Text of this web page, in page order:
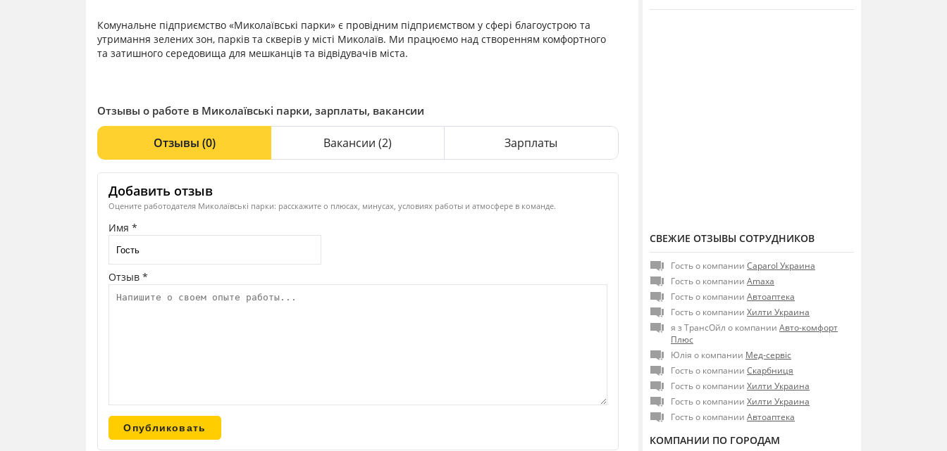
Комунальне підприємство «Миколаївські парки» є провідним підприємством у сфері благоустрою та
утримання зелених зон, парків та скверів у місті Миколаїв. Ми працюємо над створенням комфортного
та затишного середовища для мешканців та відвідувачів міста.
Отзывы о работе в Миколаївські парки, зарплаты, вакансии
Отзывы (0) Вакансии (2) Зарплаты
Добавить отзыв
Оцените работодателя Миколаївські парки: расскажите о плюсах, минусах, условиях работы и атмосфере в команде.
Имя *
Отзыв *
СВЕЖИЕ ОТЗЫВЫ СОТРУДНИКОВ
Гость о компании Caparol Украина
Гость о компании Amaxa
Гость о компании Автоаптека
Гость о компании Хилти Украина
я з ТрансОйл о компании Авто-комфорт
Плюс
Юлія о компании Мед-сервіс
Гость о компании Скарбниця
Гость о компании Хилти Украина
Гость о компании Хилти Украина
Гость о компании Автоаптека
КОМПАНИИ ПО ГОРОДАМ